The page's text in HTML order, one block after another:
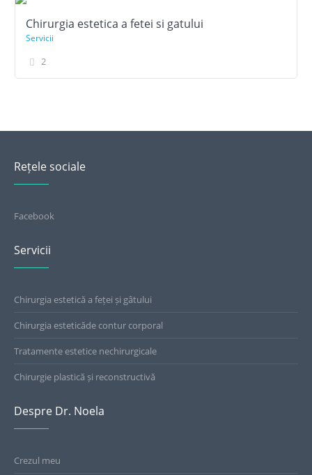
Chirurgia estetica a fetei si gatului
Servicii
2
Rețele sociale
Facebook
Servicii
Chirurgia estetică a feței și gâtului
Chirurgia esteticăde contur corporal
Tratamente estetice nechirurgicale
Chirurgie plastică și reconstructivă
Despre Dr. Noela
Crezul meu